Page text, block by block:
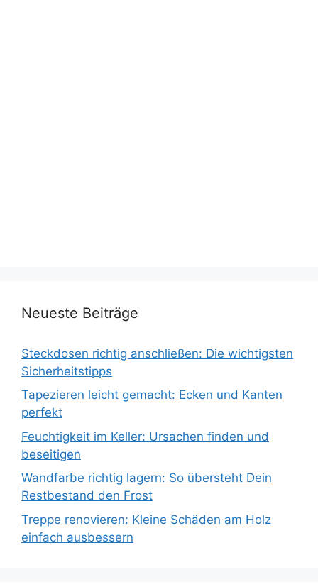
Neueste Beiträge
Steckdosen richtig anschließen: Die wichtigsten
Sicherheitstipps
Tapezieren leicht gemacht: Ecken und Kanten
perfekt
Feuchtigkeit im Keller: Ursachen finden und
beseitigen
Wandfarbe richtig lagern: So übersteht Dein
Restbestand den Frost
Treppe renovieren: Kleine Schäden am Holz
einfach ausbessern